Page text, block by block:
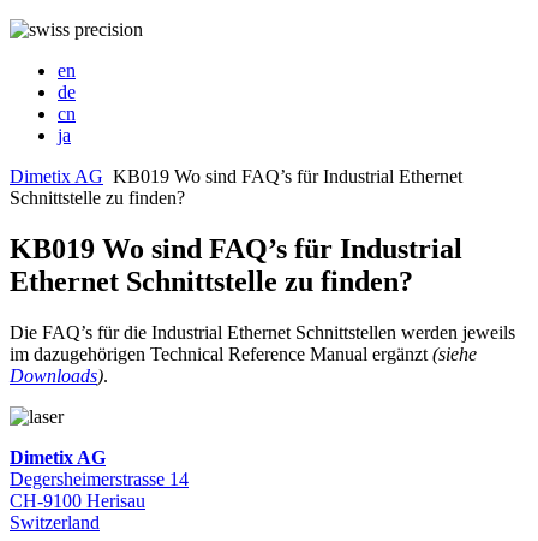
en
de
cn
ja
Dimetix AG KB019 Wo sind FAQ’s für Industrial Ethernet
Schnittstelle zu finden?
KB019 Wo sind FAQ’s für Industrial
Ethernet Schnittstelle zu finden?
Die FAQ’s für die Industrial Ethernet Schnittstellen werden jeweils
im dazugehörigen Technical Reference Manual ergänzt (siehe
Downloads).
Dimetix AG
Degersheimerstrasse 14
CH-9100 Herisau
Switzerland